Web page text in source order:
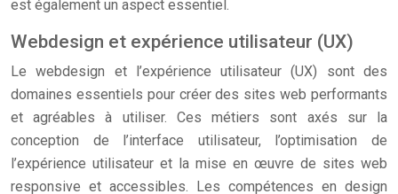
est également un aspect essentiel.
Webdesign et expérience utilisateur (UX)
Le webdesign et l’expérience utilisateur (UX) sont des
domaines essentiels pour créer des sites web performants
et agréables à utiliser. Ces métiers sont axés sur la
conception de l’interface utilisateur, l’optimisation de
l’expérience utilisateur et la mise en œuvre de sites web
responsive et accessibles. Les compétences en design